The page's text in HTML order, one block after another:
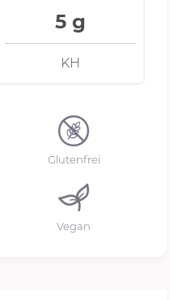
5 g
KH
Glutenfrei
Vegan